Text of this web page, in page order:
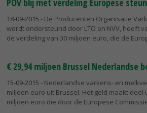
POV blij met verdeling Europese steun
18-09-2015 - De Producenten Organisatie
wordt ondersteund door LTO en NVV, heeft
de verdeling van 30 miljoen euro, die de
€ 29,94 miljoen Brussel Nederlandse
15-09-2015 - Nederlandse varkens- en
miljoen euro uit Brussel. Het geld maakt
miljoen euro die door de Europese